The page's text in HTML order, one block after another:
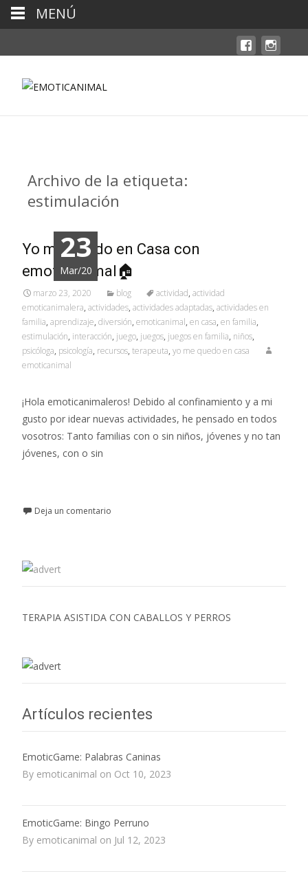
Archivo de la etiqueta:
estimulación
23
Mar/20
Yo me Quedo en Casa con
emoticanimal🏠
marzo 23, 2020 blog actividad, actividad
emoticanimalera, actividades, actividades adaptadas, actividades en
familia, aprendizaje, diversión, emoticanimal, en casa, en familia,
estimulación, interacción, juego, juegos, juegos en familia, niños,
psicóloga, psicología, recursos, terapeuta, yo me quedo en casa
emoticanimal
¡Hola emoticanimaleros! Debido al confinamiento y a mi
gusto por idear nuevas actividades, he pensado en todos
vosotros: Tanto familias con o sin niños, jóvenes y no tan
jóvenes, con o sin
Deja un comentario
TERAPIA ASISTIDA CON CABALLOS Y PERROS
Artículos recientes
EmoticGame: Palabras Caninas
By emoticanimal on Oct 10, 2023
EmoticGame: Bingo Perruno
By emoticanimal on Jul 12, 2023
MENÚ